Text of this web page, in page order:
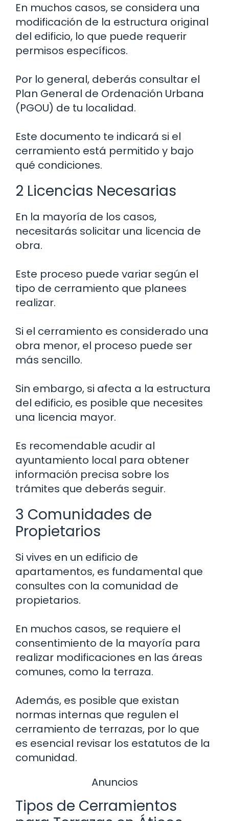
En muchos casos, se considera una
modificación de la estructura original
del edificio, lo que puede requerir
permisos específicos.
Por lo general, deberás consultar el
Plan General de Ordenación Urbana
(PGOU) de tu localidad.
Este documento te indicará si el
cerramiento está permitido y bajo
qué condiciones.
2 Licencias Necesarias
En la mayoría de los casos,
necesitarás solicitar una licencia de
obra.
Este proceso puede variar según el
tipo de cerramiento que planees
realizar.
Si el cerramiento es considerado una
obra menor, el proceso puede ser
más sencillo.
Sin embargo, si afecta a la estructura
del edificio, es posible que necesites
una licencia mayor.
Es recomendable acudir al
ayuntamiento local para obtener
información precisa sobre los
trámites que deberás seguir.
3 Comunidades de
Propietarios
Si vives en un edificio de
apartamentos, es fundamental que
consultes con la comunidad de
propietarios.
En muchos casos, se requiere el
consentimiento de la mayoría para
realizar modificaciones en las áreas
comunes, como la terraza.
Además, es posible que existan
normas internas que regulen el
cerramiento de terrazas, por lo que
es esencial revisar los estatutos de la
comunidad.
Anuncios
Tipos de Cerramientos